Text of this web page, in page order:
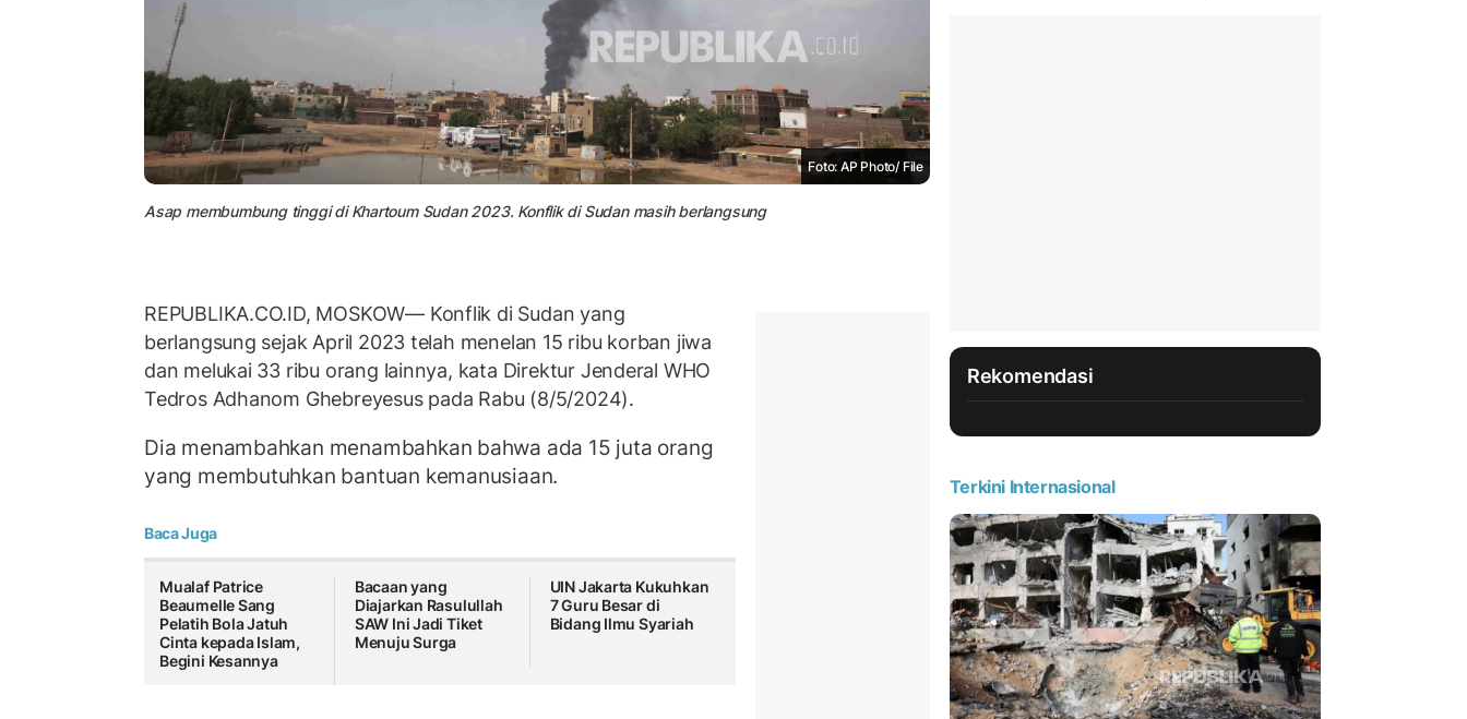
Foto: AP Photo/ File
Asap membumbung tinggi di Khartoum Sudan 2023. Konflik di Sudan masih berlangsung
REPUBLIKA.CO.ID, MOSKOW— Konflik di Sudan yang
berlangsung sejak April 2023 telah menelan 15 ribu korban jiwa
dan melukai 33 ribu orang lainnya, kata Direktur Jenderal WHO
Tedros Adhanom Ghebreyesus pada Rabu (8/5/2024).
Dia menambahkan menambahkan bahwa ada 15 juta orang
yang membutuhkan bantuan kemanusiaan.
Baca Juga
Mualaf Patrice
Beaumelle Sang
Pelatih Bola Jatuh
Cinta kepada Islam,
Begini Kesannya
Bacaan yang
Diajarkan Rasulullah
SAW Ini Jadi Tiket
Menuju Surga
UIN Jakarta Kukuhkan
7 Guru Besar di
Bidang Ilmu Syariah
Rekomendasi
Terkini Internasional